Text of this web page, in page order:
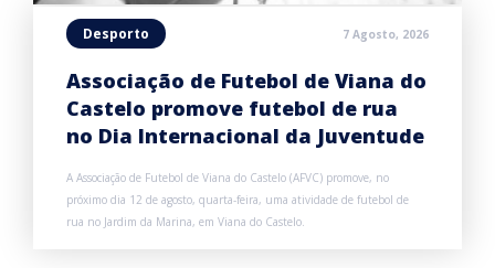
Desporto 7 Agosto, 2026
Associação de Futebol de Viana do
Castelo promove futebol de rua
no Dia Internacional da Juventude
A Associação de Futebol de Viana do Castelo (AFVC) promove, no
próximo dia 12 de agosto, quarta-feira, uma atividade de futebol de
rua no Jardim da Marina, em Viana do Castelo.